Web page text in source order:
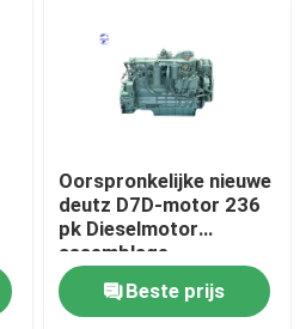
Oorspronkelijke nieuwe
deutz D7D-motor 236
pk Dieselmotor
assemblage
Beste prijs